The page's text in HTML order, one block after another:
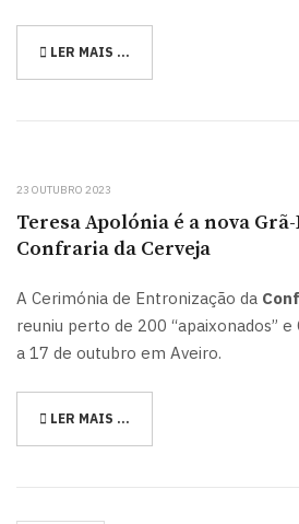
LER MAIS …
23 OUTUBRO 2023
Teresa Apolónia é a nova
Confraria da Cerveja
A Cerimónia de Entronização da
reuniu perto de 200 “apaixonados” e
a 17 de outubro em Aveiro.
LER MAIS …